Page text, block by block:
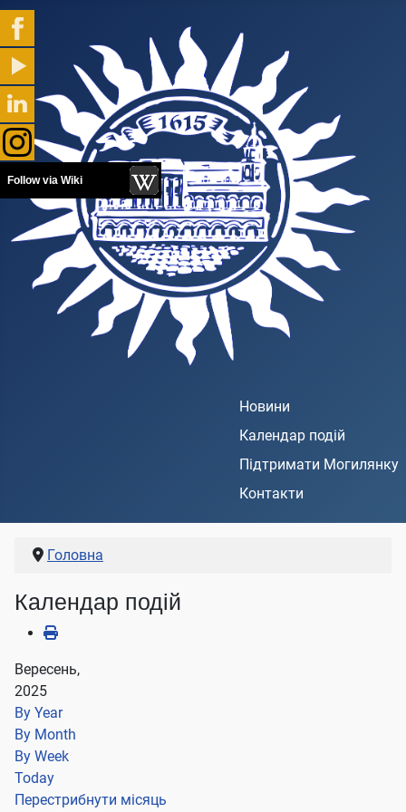
Follow via Wiki
Новини
Календар подій
Підтримати Могилянку
Контакти
Головна
Календар подій
Вересень,
2025
By Year
By Month
By Week
Today
Перестрибнути місяць